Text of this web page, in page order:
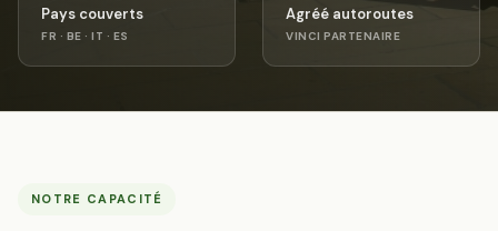
Pays couverts
FR · BE · IT · ES
Agréé autoroutes
VINCI PARTENAIRE
NOTRE CAPACITÉ